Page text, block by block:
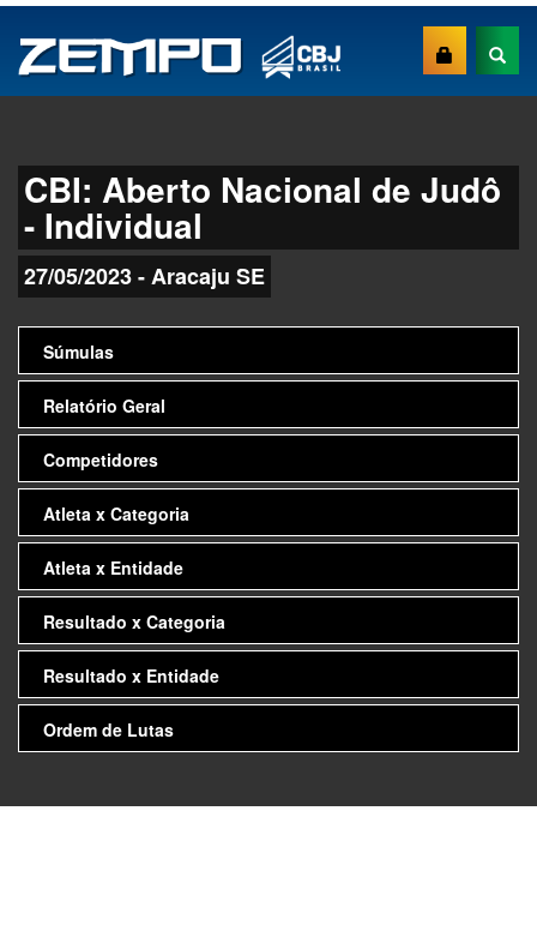
CBI: Aberto Nacional de Judô
- Individual
27/05/2023 - Aracaju SE
Súmulas
Relatório Geral
Competidores
Atleta x Categoria
Atleta x Entidade
Resultado x Categoria
Resultado x Entidade
Ordem de Lutas